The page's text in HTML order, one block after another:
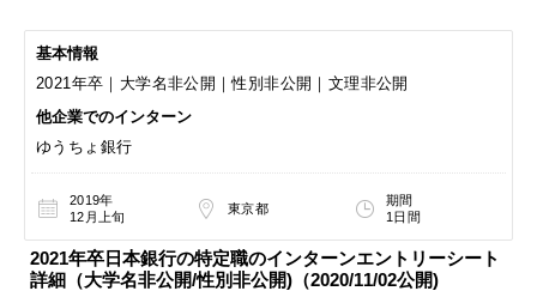
基本情報
2021年卒｜大学名非公開｜性別非公開｜文理非公開
他企業でのインターン
ゆうちょ銀行
2019年
12月上旬
東京都
期間
1日間
2021年卒日本銀行の特定職のインターンエントリーシート
詳細（大学名非公開/性別非公開)（2020/11/02公開)